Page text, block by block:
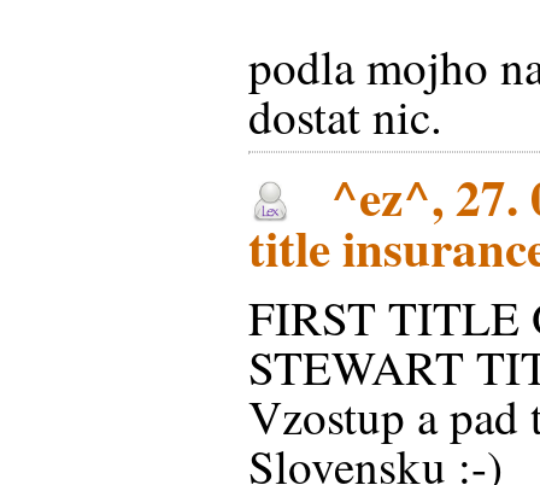
podla mojho
dostat nic.
^ez^, 27.
title
FIRST TITLE
STEWART
Vzostup a pad
Slovensku :-)